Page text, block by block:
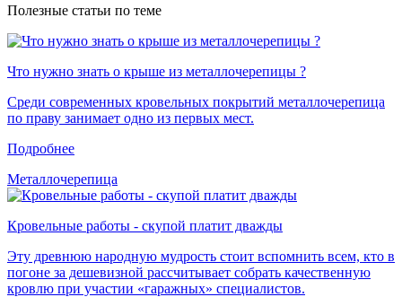
Полезные статьи по теме
Что нужно знать о крыше из металлочерепицы ?
Среди современных кровельных покрытий металлочерепица
по праву занимает одно из первых мест.
Подробнее
Металлочерепица
Кровельные работы - скупой платит дважды
Эту древнюю народную мудрость стоит вспомнить всем, кто в
погоне за дешевизной рассчитывает собрать качественную
кровлю при участии «гаражных» специалистов.